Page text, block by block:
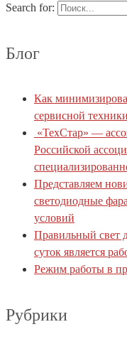
Search for:
Блог
Как
сервисной
«ТехСтар» —
Российской
Представляем
светодиодные
условий
Правильный свет
суток является
Режим работы в
Рубрики